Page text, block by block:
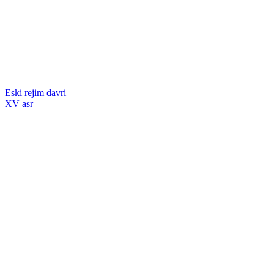
Eski rejim davri
XV asr